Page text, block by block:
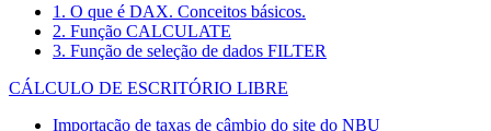
1. O que é DAX. Conceitos básicos.
2. Função CALCULATE
3. Função de seleção de dados FILTER
CÁLCULO DE ESCRITÓRIO LIBRE
Importação de taxas de câmbio do site do NBU